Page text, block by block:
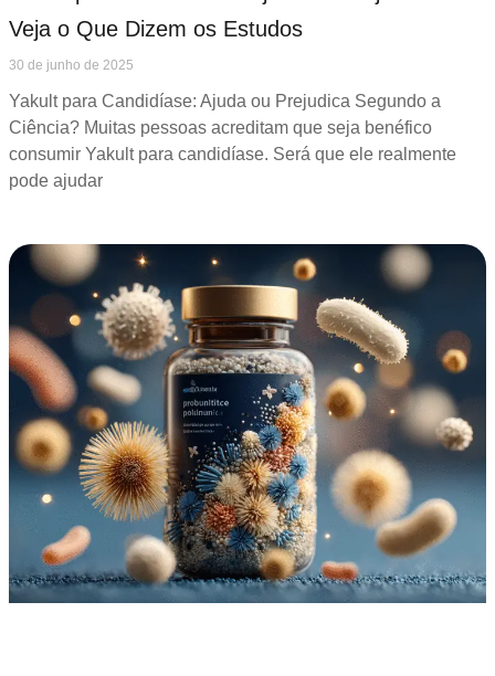
Veja o Que Dizem os Estudos
30 de junho de 2025
Yakult para Candidíase: Ajuda ou Prejudica Segundo a
Ciência? Muitas pessoas acreditam que seja benéfico
consumir Yakult para candidíase. Será que ele realmente
pode ajudar